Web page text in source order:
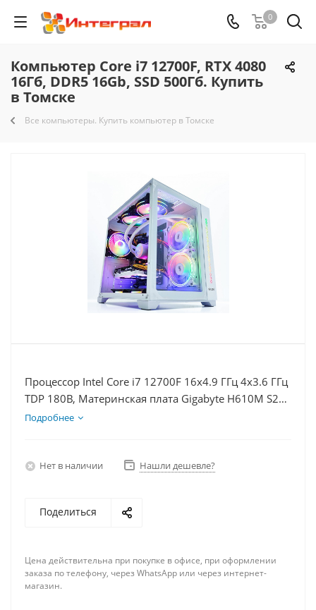
0
Компьютер Core i7 12700F, RTX 4080
16Гб, DDR5 16Gb, SSD 500Гб. Купить
в Томске
Все компьютеры. Купить компьютер в Томске
Процессор Intel Core i7 12700F 16x4.9 ГГц 4x3.6 ГГц
TDP 180В, Материнская плата Gigabyte H610M S2H
V2, Видеокарта RTX 4080 16Гб, Память DDR5 16Gb,
Подробнее
Нет в наличии Нашли дешевле?
Поделиться
Цена действительна при покупке в офисе, при оформлении
заказа по телефону, через WhatsApp или через интернет-
магазин.